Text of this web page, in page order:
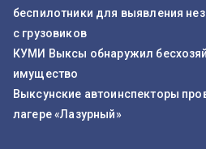
беспилотники для выявления
с грузовиков
КУМИ Выксы обнаружил
имущество
Выксунские автоинспекторы
лагере «Лазурный»